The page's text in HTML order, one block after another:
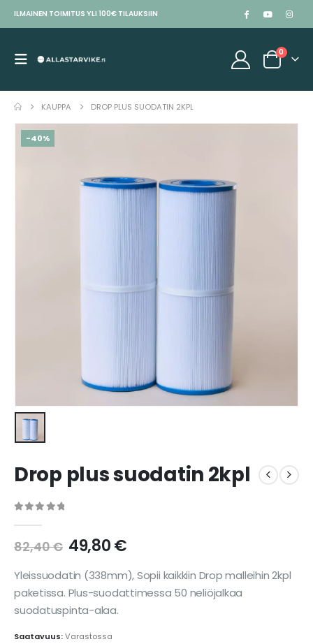
ILMAINEN TOIMITUS YLI 100€ TILAUKSIIN
0
KAUPPA DROP PLUS SUODATIN 2KPL
-40%
Drop plus suodatin 2kpl
82,40€ 49,80€
Yleissuodatin (338mm), Sopii kaikkiin Drop malleihin 2kpl
paketissa. Plus-suodattimessa 50 neliöjalkaa
suodatuspinta-alaa.
Saatavuus:Varastossa